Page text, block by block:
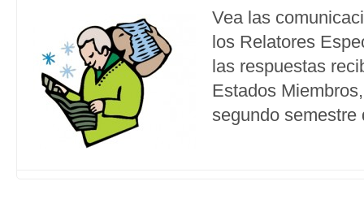
Vea las
los Relatores
las respuestas
Estados
segundo semestre